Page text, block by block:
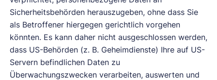
Sicherheitsbehörden herauszugeben, ohne dass Sie
als Betroffener hiergegen gerichtlich vorgehen
könnten. Es kann daher nicht ausgeschlossen werden,
dass US-Behörden (z. B. Geheimdienste) Ihre auf US-
Servern befindlichen Daten zu
Überwachungszwecken verarbeiten, auswerten und